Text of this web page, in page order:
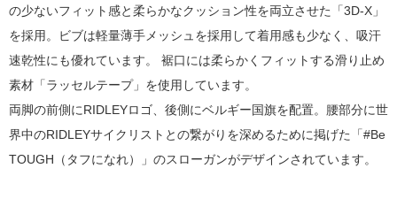
の少ないフィット感と柔らかなクッション性を両立させた「3D-X」
を採用。ビブは軽量薄手メッシュを採用して着用感も少なく、吸汗
速乾性にも優れています。 裾口には柔らかくフィットする滑り止め
素材「ラッセルテープ」を使用しています。
両脚の前側にRIDLEYロゴ、後側にベルギー国旗を配置。腰部分に世
界中のRIDLEYサイクリストとの繋がりを深めるために掲げた「#Be
TOUGH（タフになれ）」のスローガンがデザインされています。